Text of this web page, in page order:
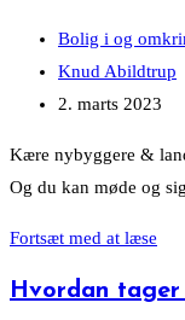
Post
category:
Bolig i og
Post
author:
Knud Abildtrup
Post
2. marts 2023
Kære nybyggere &
Og du kan møde og
Fortsæt med at læse
Hvordan